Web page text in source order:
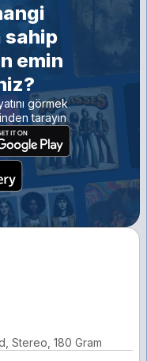
sahip
emin
görmek
tarayın
Stereo, 180 Gram